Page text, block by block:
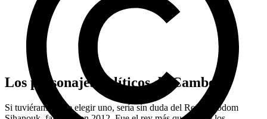
Los personajes políticos de Camboya
Si tuviéramos que elegir uno, sería sin duda del Rey Norodom